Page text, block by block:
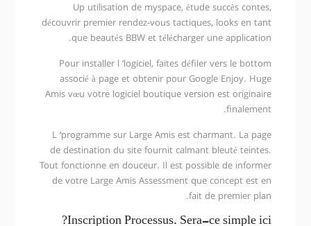
Up utilisation de myspace, étude succès contes,
découvrir premier rendez-vous tactiques, looks en tant
que beautés BBW et télécharger une application.
Pour installer l ‘logiciel, faites défiler vers le bottom
associé à page et obtenir pour Google Enjoy. Huge
Amis vœu votre logiciel boutique version est originaire
finalement.
L ‘programme sur Large Amis est charmant. La page
de destination du site fournit calmant bleuté teintes.
Tout fonctionne en douceur. Il est possible de informer
de votre Large Amis Assessment que concept est en
fait de premier plan.
Inscription Processus. Sera-ce simple ici?